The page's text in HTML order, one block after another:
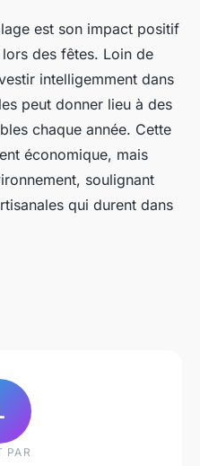
est son impact positif
lors des fêtes. Loin de
intelligemment dans
peut donner lieu à des
chaque année. Cette
économique, mais
soulignant
qui durent dans
PAR